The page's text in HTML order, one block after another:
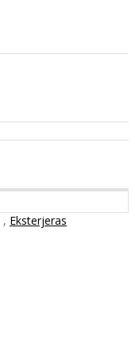
, Eksterjeras